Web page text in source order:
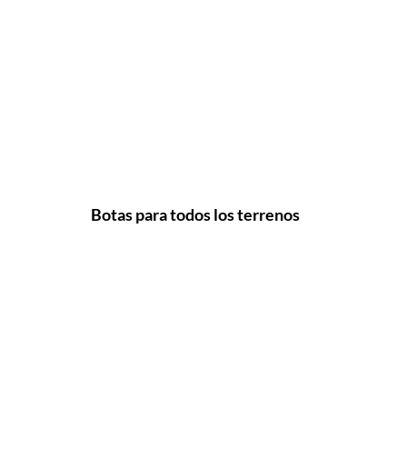
Botas para todos los terrenos